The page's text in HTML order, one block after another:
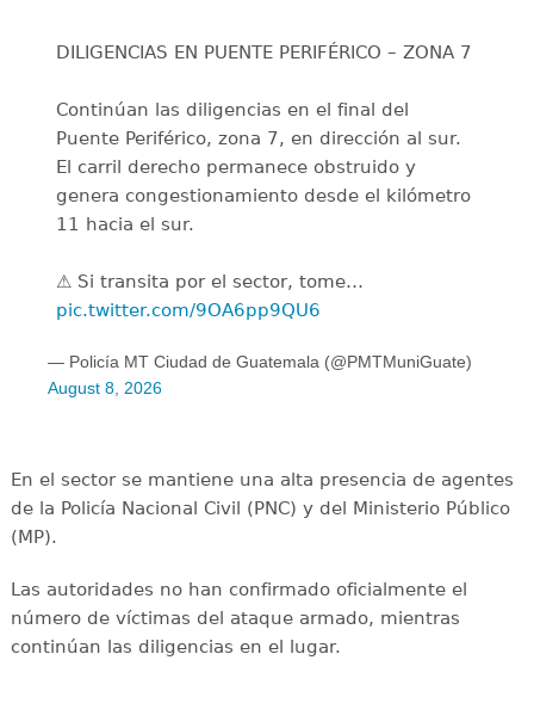
DILIGENCIAS EN PUENTE PERIFÉRICO – ZONA 7
Continúan las diligencias en el final del
Puente Periférico, zona 7, en dirección al sur.
El carril derecho permanece obstruido y
genera congestionamiento desde el kilómetro
11 hacia el sur.
⚠️ Si transita por el sector, tome…
pic.twitter.com/9OA6pp9QU6
— Policía MT Ciudad de Guatemala (@PMTMuniGuate)
August 8, 2026
En el sector se mantiene una alta presencia de agentes
de la Policía Nacional Civil (PNC) y del Ministerio Público
(MP).
Las autoridades no han confirmado oficialmente el
número de víctimas del ataque armado, mientras
continúan las diligencias en el lugar.